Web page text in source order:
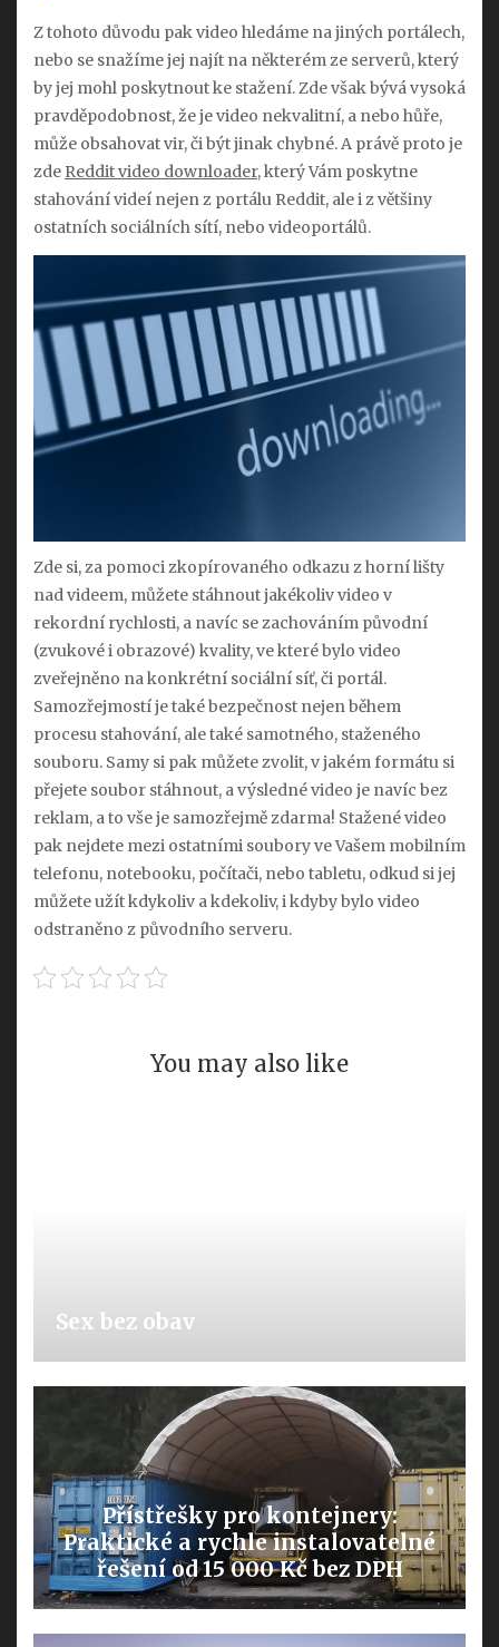
Z tohoto důvodu pak video hledáme na jiných portálech,
nebo se snažíme jej najít na některém ze serverů, který
by jej mohl poskytnout ke stažení. Zde však bývá vysoká
pravděpodobnost, že je video nekvalitní, a nebo hůře,
může obsahovat vir, či být jinak chybné. A právě proto je
zde Reddit video downloader, který Vám poskytne
stahování videí nejen z portálu Reddit, ale i z většiny
ostatních sociálních sítí, nebo videoportálů.
Zde si, za pomoci zkopírovaného odkazu z horní lišty
nad videem, můžete stáhnout jakékoliv video v
rekordní rychlosti, a navíc se zachováním původní
(zvukové i obrazové) kvality, ve které bylo video
zveřejněno na konkrétní sociální síť, či portál.
Samozřejmostí je také bezpečnost nejen během
procesu stahování, ale také samotného, staženého
souboru. Samy si pak můžete zvolit, v jakém formátu si
přejete soubor stáhnout, a výsledné video je navíc bez
reklam, a to vše je samozřejmě zdarma! Stažené video
pak nejdete mezi ostatními soubory ve Vašem mobilním
telefonu, notebooku, počítači, nebo tabletu, odkud si jej
můžete užít kdykoliv a kdekoliv, i kdyby bylo video
odstraněno z původního serveru.
You may also like
Sex bez obav
Přístřešky pro kontejnery:
Praktické a rychle instalovatelné
řešení od 15 000 Kč bez DPH